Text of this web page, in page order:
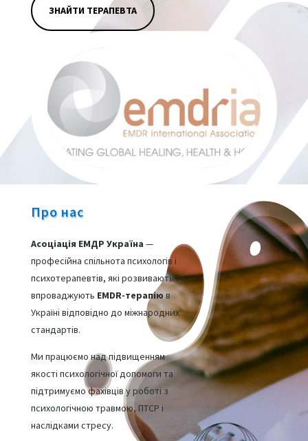
ЗНАЙТИ ТЕРАПЕВТА
Про нас
Асоціація ЕМДР Україна —
професійна спільнота психологів і
психотерапевтів, які розвивають та
впроваджують EMDR-терапіюв
Україні відповідно до міжнародних
стандартів.
Ми працюємо над підвищенням
якості психологічної допомоги та
підтримуємо фахівців у роботі з
психологічною травмою, ПТСР і
наслідками стресу.